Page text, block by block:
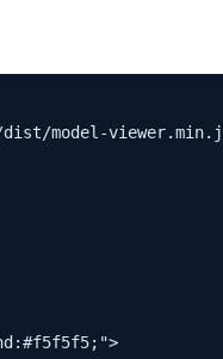
dist/model-